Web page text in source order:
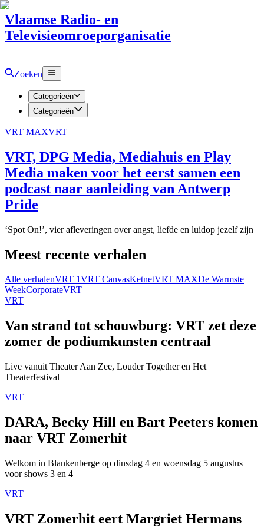
Vlaamse Radio- en
Televisieomroeporganisatie
Zoeken
Categorieën
Categorieën
VRT MAXVRT
VRT, DPG Media, Mediahuis en Play
Media maken voor het eerst samen een
podcast naar aanleiding van Antwerp
Pride
‘Spot On!’, vier afleveringen over angst, liefde en luidop jezelf zijn
Meest recente verhalen
Alle verhalenVRT 1VRT CanvasKetnetVRT MAXDe Warmste
WeekCorporateVRT
VRT
Van strand tot schouwburg: VRT zet deze
zomer de podiumkunsten centraal
Live vanuit Theater Aan Zee, Louder Together en Het
Theaterfestival
VRT
DARA, Becky Hill en Bart Peeters komen
naar VRT Zomerhit
Welkom in Blankenberge op dinsdag 4 en woensdag 5 augustus
voor shows 3 en 4
VRT
VRT Zomerhit eert Margriet Hermans